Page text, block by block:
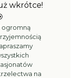
wkrótce!
ogromną
na